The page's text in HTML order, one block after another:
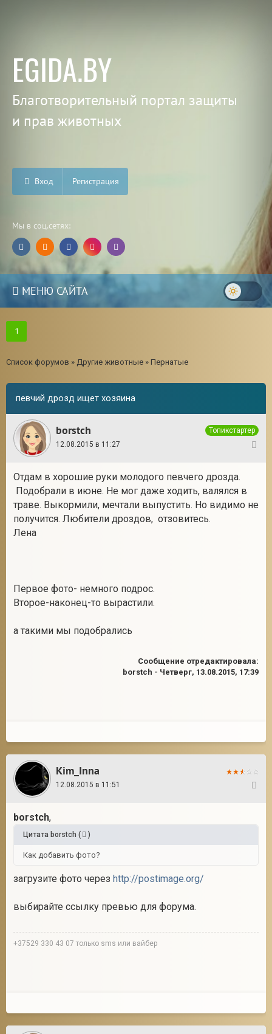
EGIDA.BY
Благотворительный портал защиты
и прав животных
Вход Регистрация
Мы в соц.сетях:
МЕНЮ САЙТА
1
Список форумов » Другие животные » Пернатые
певчий дрозд ищет хозяина
borstch
Топикстартер
12.08.2015 в 11:27
Отдам в хорошие руки молодого певчего дрозда.
Подобрали в июне. Не мог даже ходить, валялся в
траве. Выкормили, мечтали выпустить. Но видимо не
получится. Любители дроздов, отзовитесь.
Лена
Первое фото- немного подрос.
Второе-наконец-то вырастили.
а такими мы подобрались
Сообщение отредактировала:
borstch - Четверг, 13.08.2015, 17:39
Kim_Inna
12.08.2015 в 11:51
borstch,
Цитата borstch ( )
Как добавить фото?
загрузите фото через http://postimage.org/
выбирайте ссылку превью для форума.
+37529 330 43 07 только sms или вайбер